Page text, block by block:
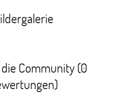
die Community (0